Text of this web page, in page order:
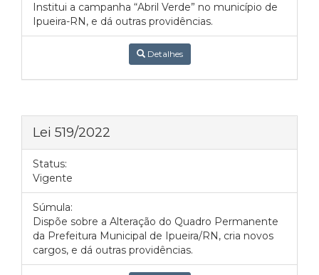
Institui a campanha “Abril Verde” no município de
Ipueira-RN, e dá outras providências.
Detalhes
Lei 519/2022
Status:
Vigente
Súmula:
Dispõe sobre a Alteração do Quadro Permanente
da Prefeitura Municipal de Ipueira/RN, cria novos
cargos, e dá outras providências.